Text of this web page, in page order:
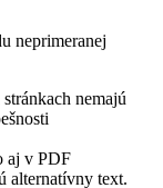
neprimeranej
nemajú
aj v PDF
alternatívny text.